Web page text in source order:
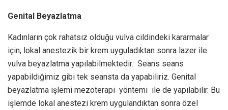
Genital Beyazlatma
Kadınların çok rahatsız olduğu vulva cildindeki kararmalar
için, lokal anestezik bir krem uyguladıktan sonra lazer ile
vulva beyazlatma yapılabilmektedir. Seans seans
yapabildiğimiz gibi tek seansta da yapabiliriz. Genital
beyazlatma işlemi mezoterapi yöntemi ile de yapılabilir. Bu
işlemde lokal anestezi krem uygulandıktan sonra özel